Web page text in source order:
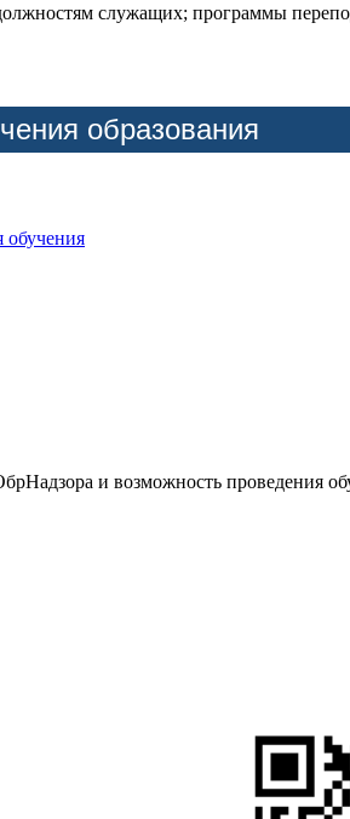
служащих; программы
образования
обучения
и возможность проведения